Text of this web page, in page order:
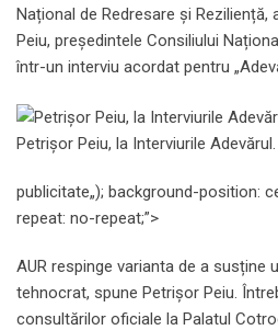
Național de Redresare și
Peiu, președintele Consiliului
într-un interviu acordat pentru
Petrișor Peiu, la Interviurile Adevărul.
publicitate„); background-position:
repeat: no-repeat;”>
AUR respinge varianta de a susține
tehnocrat, spune Petrișor Peiu.
consultărilor oficiale la Palatul